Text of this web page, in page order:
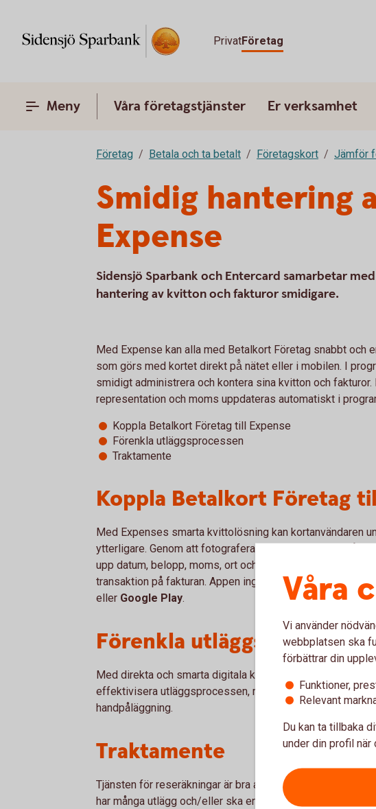
PrivatFöretag
Meny Våra företagstjänster Er verksamhet
Företag Betala och ta betalt Företagskort Jämför
Smidig hantering
Expense
Sidensjö Sparbank och Entercard samarbetar
hantering av kvitton och fakturor smidigare.
Med Expense kan alla med Betalkort Företag snabbt och
som görs med kortet direkt på̊ nätet eller i mobilen. I
smidigt administrera och kontera sina kvitton och
representation och moms uppdateras automatiskt i
Koppla Betalkort Företag till Expense
Förenkla utläggsprocessen
Traktamente
Koppla Betalkort Företag
Med Expenses smarta kvittolösning kan kortanvändaren
ytterligare. Genom att fotografera kvittot med appen
upp datum, belopp, moms, ort och inköpsställe. Sedan
transaktion på fakturan. Appen ingår kostnadsfritt i
eller Google Play.
Förenkla utläggsprocessen
Med direkta och smarta digitala kvitton sparar man flera
effektivisera utläggsprocessen, minska risken för slarvfel
handpåläggning.
Traktamente
Tjänsten för reseräkningar är bra att ha om du som
har många utlägg och/eller ska erhålla traktamente. Med
Våra
Vi använder
webbplatsen ska
förbättrar din
Funktioner,
Relevant
Du kan ta tillbaka
under din profil när